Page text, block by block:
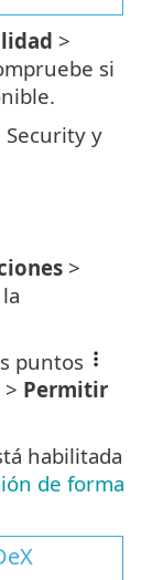
>
si
Security y
>
puntos
Permitir
habilitada
de forma